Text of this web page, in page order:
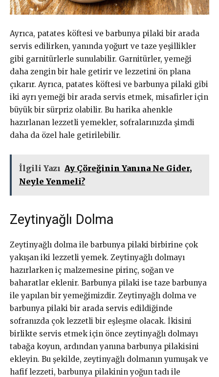
Ayrıca, patates köftesi ve barbunya pilaki bir arada
servis edilirken, yanında yoğurt ve taze yeşillikler
gibi garnitürlerle sunulabilir. Garnitürler, yemeği
daha zengin bir hale getirir ve lezzetini ön plana
çıkarır. Ayrıca, patates köftesi ve barbunya pilaki gibi
iki ayrı yemeği bir arada servis etmek, misafirler için
büyük bir sürpriz olabilir. Bu harika ahenkle
hazırlanan lezzetli yemekler, sofralarınızda şimdi
daha da özel hale getirilebilir.
İlgili Yazı Ay Çöreğinin Yanına Ne Gider,
Neyle Yenmeli?
Zeytinyağlı Dolma
Zeytinyağlı dolma ile barbunya pilaki birbirine çok
yakışan iki lezzetli yemek. Zeytinyağlı dolmayı
hazırlarken iç malzemesine pirinç, soğan ve
baharatlar eklenir. Barbunya pilaki ise taze barbunya
ile yapılan bir yemeğimizdir. Zeytinyağlı dolma ve
barbunya pilaki bir arada servis edildiğinde
sofranızda çok lezzetli bir eşleşme olacak. İkisini
birlikte servis etmek için önce zeytinyağlı dolmayı
tabağa koyun, ardından yanına barbunya pilakisini
ekleyin. Bu şekilde, zeytinyağlı dolmanın yumuşak ve
hafif lezzeti, barbunya pilakinin yoğun tadı ile